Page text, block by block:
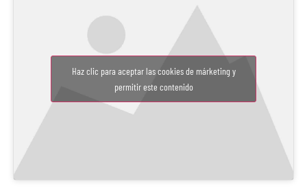
Haz clic para aceptar las cookies de márketing y
permitir este contenido